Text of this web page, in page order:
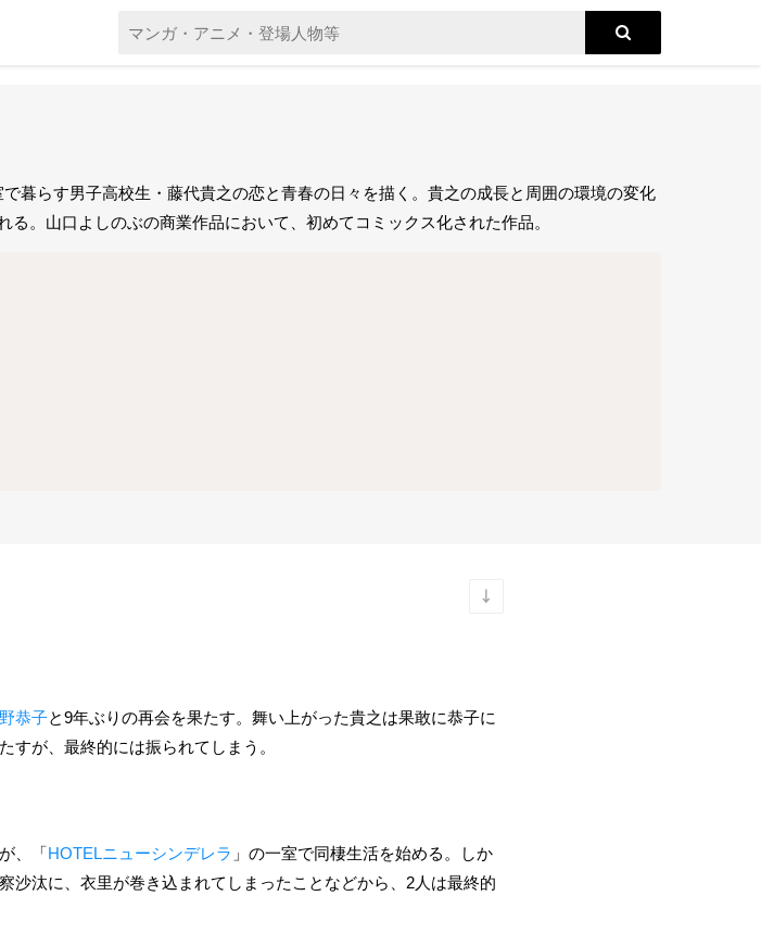
暮らす男子高校生・藤代貴之の恋と青春の日々を描く。貴之の成長と周囲の環境の変化
る。山口よしのぶの商業作品において、初めてコミックス化された作品。
恭子と9年ぶりの再会を果たす。舞い上がった貴之は果敢に恭子に
すが、最終的には振られてしまう。
が、「HOTELニューシンデレラ 」の一室で同棲生活を始める。しか
沙汰に、衣里が巻き込まれてしまったことなどから、2人は最終的